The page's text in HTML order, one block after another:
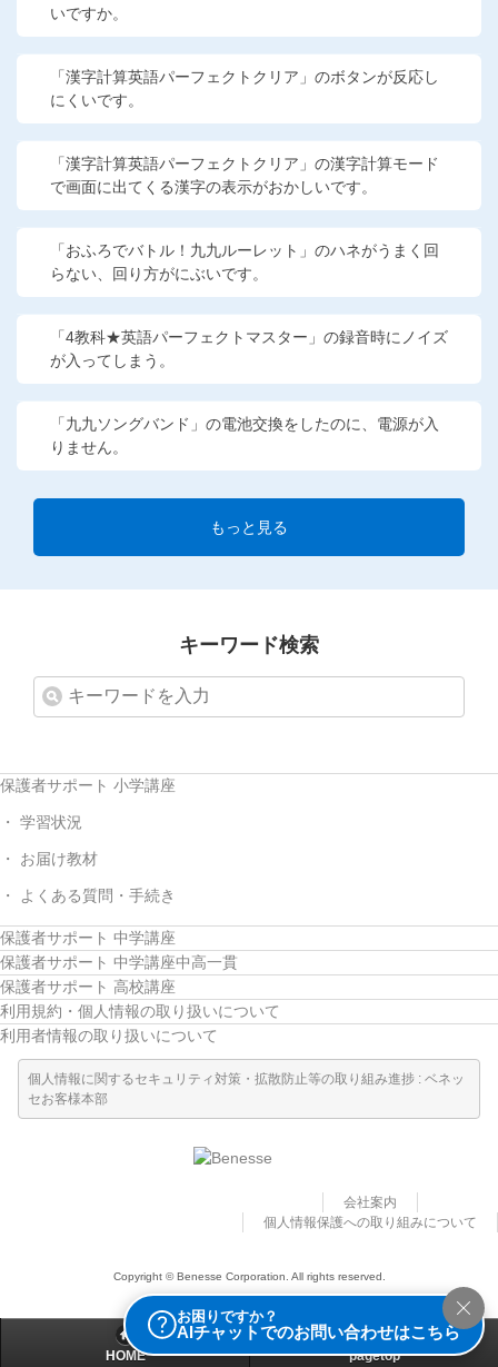
いですか。
「漢字計算英語パーフェクトクリア」のボタンが反応し
にくいです。
「漢字計算英語パーフェクトクリア」の漢字計算モード
で画面に出てくる漢字の表示がおかしいです。
「おふろでバトル！九九ルーレット」のハネがうまく回
らない、回り方がにぶいです。
「4教科★英語パーフェクトマスター」の録音時にノイズ
が入ってしまう。
「九九ソングバンド」の電池交換をしたのに、電源が入
りません。
もっと見る
キーワード検索
お困りですか？
AIチャットでのお問い合わせはこちら
保護者サポート 小学講座
学習状況
お届け教材
よくある質問・手続き
保護者サポート 中学講座
保護者サポート 中学講座中高一貫
保護者サポート 高校講座
利用規約・個人情報の取り扱いについて
利用者情報の取り扱いについて
個人情報に関するセキュリティ対策・拡散防止等の取り組み進捗 : ベネッ
セお客様本部
Copyright © Benesse Corporation. All rights reserved.
会社案内
個人情報保護への取り組みについて
HOME pagetop